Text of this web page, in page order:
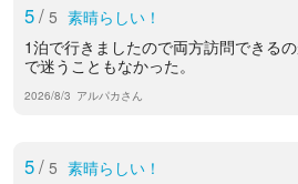
5/ 5 素晴らしい！
1泊で行きましたので両方訪問できる
で迷うこともなかった。
2026/8/3 アルパカさん
5/ 5 素晴らしい！